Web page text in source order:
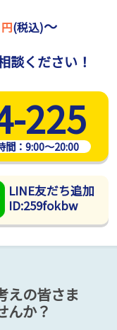
円(税込)～
談ください！
225
間： 9:00～20:00
LINE友だち追加
ID:259fokbw
えの皆さま
んか？